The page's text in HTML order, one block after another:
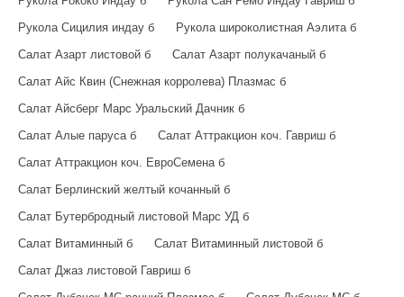
Рукола Сицилия индау б
Рукола широколистная Аэлита б
Салат Азарт листовой б
Салат Азарт полукачаный б
Салат Айс Квин (Снежная корролева) Плазмас б
Салат Айсберг Марс Уральский Дачник б
Салат Алые паруса б
Салат Аттракцион коч. Гавриш б
Салат Аттракцион коч. ЕвроСемена б
Салат Берлинский желтый кочанный б
Салат Бутербродный листовой Марс УД б
Салат Витаминный б
Салат Витаминный листовой б
Салат Джаз листовой Гавриш б